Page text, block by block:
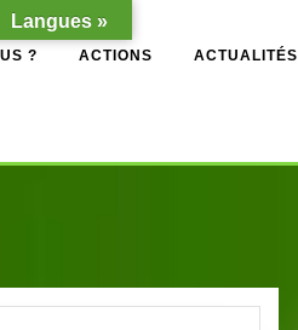
? ACTIONS ACTUALITÉS
Langues »